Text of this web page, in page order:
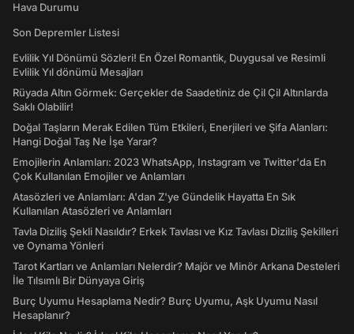
Hava Durumu
Son Depremler Listesi
Evlilik Yıl Dönümü Sözleri! En Özel Romantik, Duygusal ve Resimli
Evlilik Yıl dönümü Mesajları
Rüyada Altın Görmek: Gerçekler de Saadetiniz de Çil Çil Altınlarda
Saklı Olabilir!
Doğal Taşların Merak Edilen Tüm Etkileri, Enerjileri ve Şifa Alanları:
Hangi Doğal Taş Ne İşe Yarar?
Emojilerin Anlamları: 2023 WhatsApp, Instagram ve Twitter'da En
Çok Kullanılan Emojiler ve Anlamları
Atasözleri ve Anlamları: A'dan Z'ye Gündelik Hayatta En Sık
Kullanılan Atasözleri ve Anlamları
Tavla Diziliş Şekli Nasıldır? Erkek Tavlası ve Kız Tavlası Diziliş Şekilleri
ve Oynama Yönleri
Tarot Kartları ve Anlamları Nelerdir? Majör ve Minör Arkana Desteleri
İle Tılsımlı Bir Dünyaya Giriş
Burç Uyumu Hesaplama Nedir? Burç Uyumu, Aşk Uyumu Nasıl
Hesaplanır?